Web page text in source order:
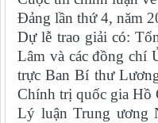
Đảng lần thứ 4, năm
Dự lễ trao giải có:
Lâm và các đồng chí
trực Ban Bí thư
Chính trị quốc gia
Lý luận Trung ương